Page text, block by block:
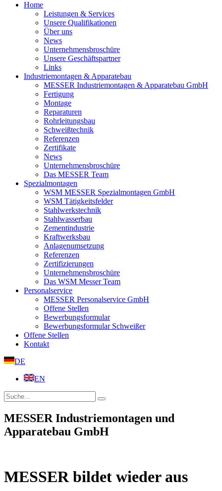
Home
Leistungen & Services
Unsere Qualifikationen
Über uns
News
Unternehmensbroschüre
Unsere Geschäftspartner
Links
Industriemontagen & Apparatebau
MESSER Industriemontagen & Apparatebau GmbH
Fertigung
Montage
Reparaturen
Rohrleitungsbau
Schweißtechnik
Referenzen
Zertifikate
News
Unternehmensbroschüre
Das MESSER Team
Spezialmontagen
WSM MESSER Spezialmontagen GmbH
WSM Tätigkeitsfelder
Stahlwerkstechnik
Stahlwasserbau
Zementindustrie
Kraftwerksbau
Anlagenumsetzung
Referenzen
Zertifizierungen
Unternehmensbroschüre
Das WSM Messer Team
Personalservice
MESSER Personalservice GmbH
Offene Stellen
Bewerbungsformular
Bewerbungsformular Schweißer
Offene Stellen
Kontakt
DE
EN
MESSER Industriemontagen und
Apparatebau GmbH
MESSER bildet wieder aus